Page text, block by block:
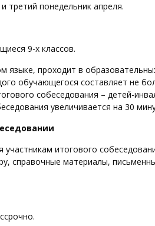
третий понедельник апреля.
9-х классов.
языке, проходит в
обучающегося составляет не
собеседования – детей-
увеличивается на 30
итогового
справочные материалы,